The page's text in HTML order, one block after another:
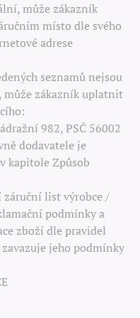
může zákazník
místo dle svého
adrese
seznamů nejsou
může zákazník uplatnit
982, PSČ 56002
dodavatele je
kapitole Způsob
list výrobce /
podmínky a
zboží dle pravidel
jeho podmínky